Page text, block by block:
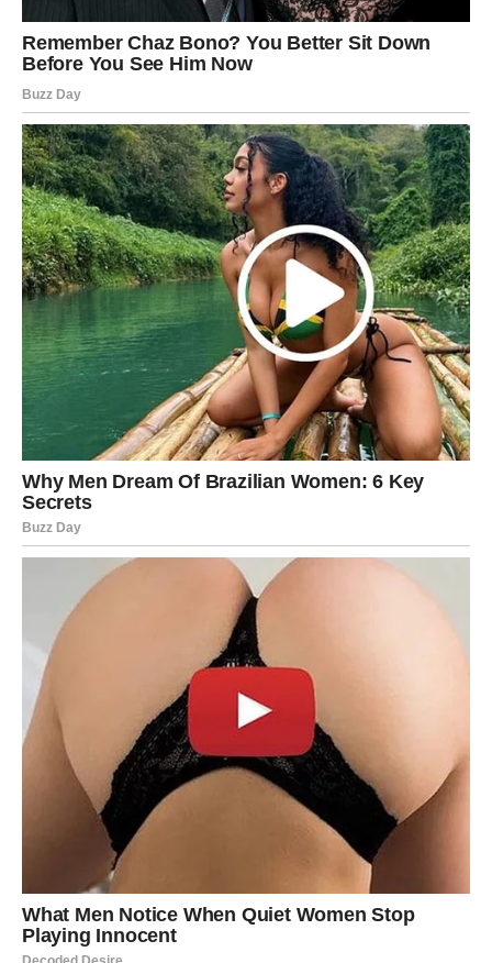
Budite spremni na nove početke.
RIBE
NAJRADOSNIJA VIJEST STIŽE UPRAVO
VAMA
Ribe su znak kojem zvijezde donose najveće razloge za
slavlje. Već dugo nosite jednu želju u srcu i često ste se
pitali hoće li se ikada ostvariti.
Sada dolazi period kada se stvari počinju razvijati upravo
onako kako ste priželjkivali. Moguće su lijepe vijesti
vezane za ljubav, posao ili lični uspjeh koji vam mnogo
Mnoge Ribe će imati osjećaj da im život konačno vraća
sve ono što su strpljivo čekale.
Poruka zvijezda
Najljepše stvari dolaze onda kada skoro izgubimo nadu.
Zvijezde pokazuju da mnogim znakovima dolazi
ostvarenje želja koje čekaju veoma dugo. Period
neizvjesnosti završava se, a pred njima su dani puni
lijepih vijesti i razloga za radost.
Najviše sreće imaće
, kojima dolazi dugo očekivano
ostvarenje želje,Strijelac, kojem se ostvaruje važan cilj,
teRakovi, koji konačno dobijaju vijest koju su dugo
čekali.